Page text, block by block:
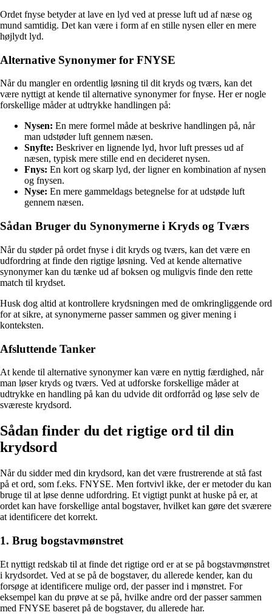
Ordet fnyse betyder at lave en lyd ved at presse luft ud af næse og
mund samtidig. Det kan være i form af en stille nysen eller en mere
højlydt lyd.
Alternative Synonymer for FNYSE
Når du mangler en ordentlig løsning til dit kryds og tværs, kan det
være nyttigt at kende til alternative synonymer for fnyse. Her er nogle
forskellige måder at udtrykke handlingen på:
Nysen: En mere formel måde at beskrive handlingen på, når
man udstøder luft gennem næsen.
Snyfte: Beskriver en lignende lyd, hvor luft presses ud af
næsen, typisk mere stille end en decideret nysen.
Fnys: En kort og skarp lyd, der ligner en kombination af nysen
og fnysen.
Nyse: En mere gammeldags betegnelse for at udstøde luft
gennem næsen.
Sådan Bruger du Synonymerne i Kryds og Tværs
Når du støder på ordet fnyse i dit kryds og tværs, kan det være en
udfordring at finde den rigtige løsning. Ved at kende alternative
synonymer kan du tænke ud af boksen og muligvis finde den rette
match til krydset.
Husk dog altid at kontrollere krydsningen med de omkringliggende ord
for at sikre, at synonymerne passer sammen og giver mening i
konteksten.
Afsluttende Tanker
At kende til alternative synonymer kan være en nyttig færdighed, når
man løser kryds og tværs. Ved at udforske forskellige måder at
udtrykke en handling på kan du udvide dit ordforråd og løse selv de
sværeste krydsord.
Sådan finder du det rigtige ord til din
krydsord
Når du sidder med din krydsord, kan det være frustrerende at stå fast
på et ord, som f.eks. FNYSE. Men fortvivl ikke, der er metoder du kan
bruge til at løse denne udfordring. Et vigtigt punkt at huske på er, at
ordet kan have forskellige antal bogstaver, hvilket kan gøre det sværere
at identificere det korrekt.
1. Brug bogstavmønstret
Et nyttigt redskab til at finde det rigtige ord er at se på bogstavmønstret
i krydsordet. Ved at se på de bogstaver, du allerede kender, kan du
forsøge at identificere mulige ord, der passer ind i mønstret. For
eksempel kan du prøve at se på, hvilke andre ord der passer sammen
med FNYSE baseret på de bogstaver, du allerede har.